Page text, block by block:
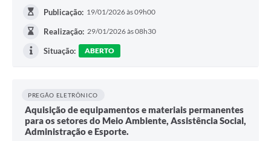
Publicação: 19/01/2026 às 09h00
Realização: 29/01/2026 às 08h30
Situação: ABERTO
PREGÃO ELETRÔNICO
Aquisição de equipamentos e materiais permanentes
para os setores do Meio Ambiente, Assistência Social,
Administração e Esporte.